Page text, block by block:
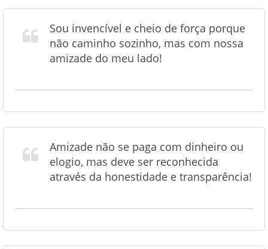
Sou invencível e cheio de força porque
não caminho sozinho, mas com nossa
amizade do meu lado!
Amizade não se paga com dinheiro ou
elogio, mas deve ser reconhecida
através da honestidade e transparência!